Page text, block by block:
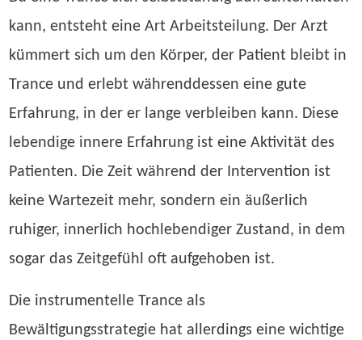
kann, entsteht eine Art Arbeitsteilung. Der Arzt
kümmert sich um den Körper, der Patient bleibt in
Trance und erlebt währenddessen eine gute
Erfahrung, in der er lange verbleiben kann. Diese
lebendige innere Erfahrung ist eine Aktivität des
Patienten. Die Zeit während der Intervention ist
keine Wartezeit mehr, sondern ein äußerlich
ruhiger, innerlich hochlebendiger Zustand, in dem
sogar das Zeitgefühl oft aufgehoben ist.
Die instrumentelle Trance als
Bewältigungsstrategie hat allerdings eine wichtige